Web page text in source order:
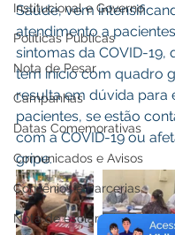
Institucional e Governo
Políticas Públicas
Nota de Pesar
Campanhas
Datas Comemorativas
Comunicados e Avisos
Convênios e Parcerias
Nota de esclarecimentos
Saúde, vem
atendimento a
sintomas da COVID-19,
tem início com quadro
resulta em dúvida para
pacientes, se estão
com a COVID-19 ou
gripe.